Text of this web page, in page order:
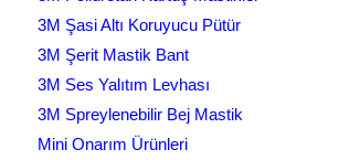
3M Şasi Altı Koruyucu Pütür
3M Şerit Mastik Bant
3M Ses Yalıtım Levhası
3M Spreylenebilir Bej Mastik
Mini Onarım Ürünleri